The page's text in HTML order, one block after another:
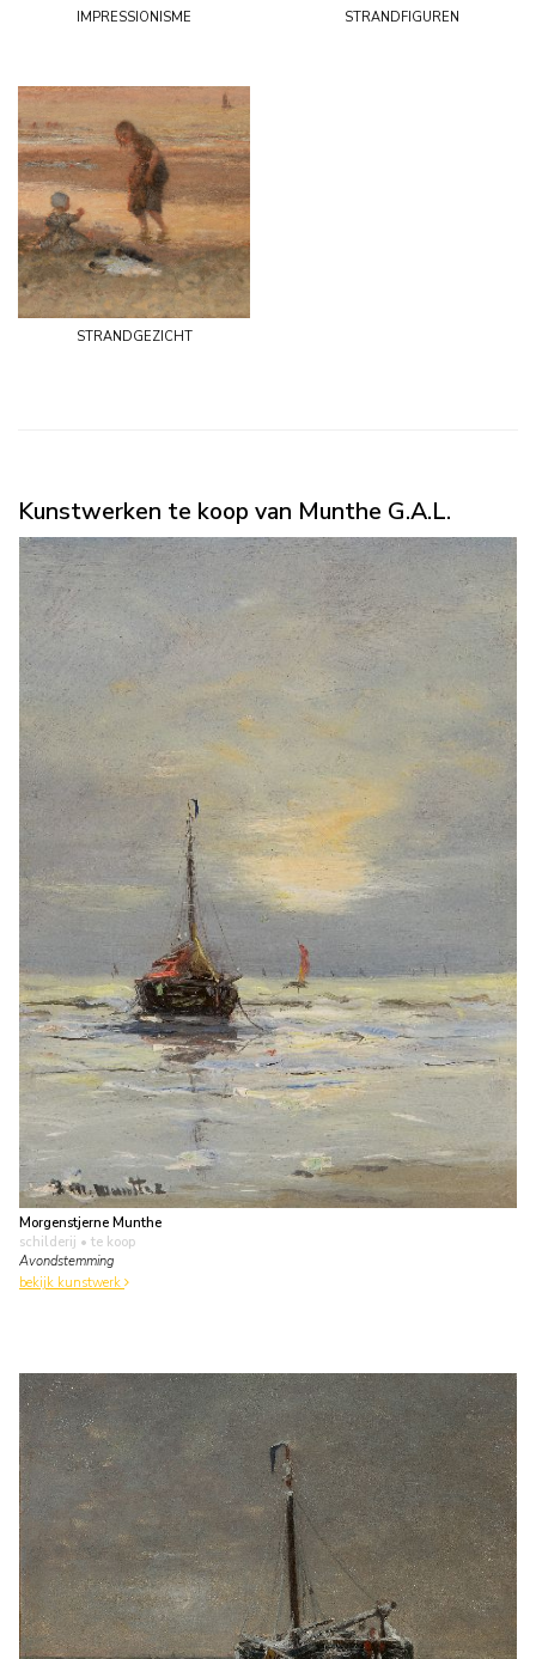
impressionisme strandfiguren
strandgezicht
Kunstwerken te koop van Munthe G.A.L.
Morgenstjerne Munthe
schilderij • te koop
Avondstemming
bekijk kunstwerk